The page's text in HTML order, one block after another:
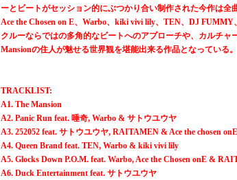
ーとビートがセッション的にぶつかり合い制作された今作は全
Ace the Chosen on E、Warbo、kiki vivi lily、TEN、DJ
クルーならではの多角的なビートへのアプローチや、カルチャ
Mansionの住人が魅せる世界観を堪能出来る作品となっている。
TRACKLIST:
A1. The Mansion
A2. Panic Run feat. 唾奇, Warbo & サトウユウヤ
A3. 252052 feat. サトウユウヤ, RAITAMEN & Ace the chosen onE
A4. Queen Brand feat. TEN, Warbo & kiki vivi lily
A5. Glocks Down P.O.M. feat. Warbo, Ace the Chosen onE &
A6. Duck Entertainment feat. サトウユウヤ